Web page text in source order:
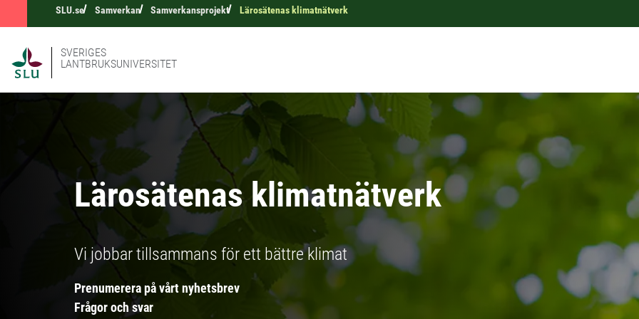
SLU.se Samverkan Samverkansprojekt Lärosätenas klimatnätverk
SVERIGES
LANTBRUKSUNIVERSITET
Lärosätenas klimatnätverk
Vi jobbar tillsammans för ett bättre klimat
Prenumerera på vårt nyhetsbrev
Frågor och svar